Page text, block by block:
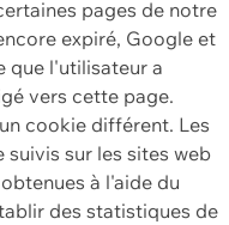
pages de notre
expiré, Google et
que l'utilisateur a
vers cette page.
cookie différent. Les
sur les sites web
à l'aide du
des statistiques de